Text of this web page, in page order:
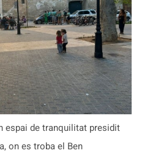
espai de tranquilitat presidit
on es troba el Ben